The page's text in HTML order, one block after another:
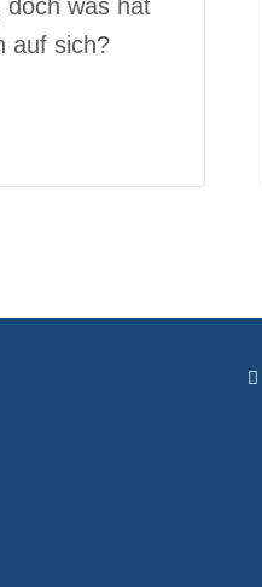
doch was hat
auf sich?